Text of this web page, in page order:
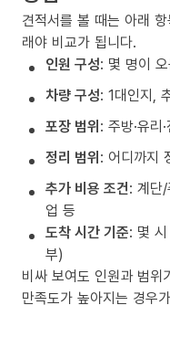
견적서를 볼 때는 아래
래야 비교가 됩니다.
인원 구성: 몇 명이
차량 구성: 1대인지,
포장 범위: 주방·유
정리 범위: 어디까지
추가 비용 조건: 계단
업 등
도착 시간 기준: 몇
부)
비싸 보여도 인원과 범위
만족도가 높아지는 경우